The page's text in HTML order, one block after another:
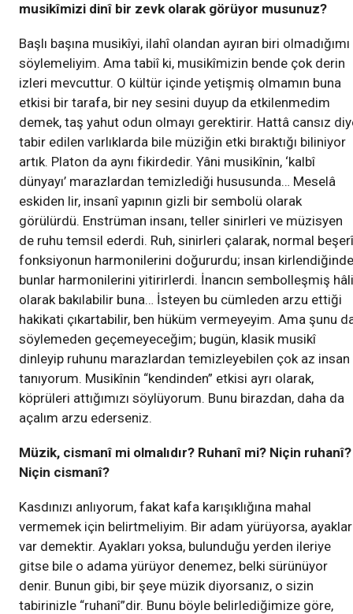
musikîmizi dinî bir zevk olarak görüyor musunuz?
Başlı başına musikîyi, ilahî olandan ayıran biri olmadığımı
söylemeliyim. Ama tabiî ki, musikîmizin bende çok derin
izleri mevcuttur. O kültür içinde yetişmiş olmamın buna
etkisi bir tarafa, bir ney sesini duyup da etkilenmedim
demek, taş yahut odun olmayı gerektirir. Hattâ cansız
tabir edilen varlıklarda bile müziğin etki bıraktığı biliniyor
artık. Platon da aynı fikirdedir. Yâni musikînin, ‘kalbî
dünyayı’ marazlardan temizlediği hususunda… Meselâ
eskiden lir, insanî yapının gizli bir sembolü olarak
görülürdü. Enstrüman insanı, teller sinirleri ve müzisyen
de ruhu temsil ederdi. Ruh, sinirleri çalarak, normal beşerî
fonksiyonun harmonilerini doğururdu; insan
bunlar harmonilerini yitirirlerdi. İnancın sembolleşmiş hâli
olarak bakılabilir buna… İsteyen bu cümleden arzu ettiği
hakikati çıkartabilir, ben hüküm vermeyeyim. Ama şunu
söylemeden geçemeyeceğim; bugün, klasik musikî
dinleyip ruhunu marazlardan temizleyebilen çok az insan
tanıyorum. Musikînin “kendinden” etkisi ayrı olarak,
köprüleri attığımızı söylüyorum. Bunu birazdan, daha da
açalım arzu ederseniz.
Müzik, cismanî mi olmalıdır? Ruhanî mi? Niçin ruhanî?
Niçin cismanî?
Kasdınızı anlıyorum, fakat kafa karışıklığına mahal
vermemek için belirtmeliyim. Bir adam yürüyorsa,
var demektir. Ayakları yoksa, bulunduğu yerden ileriye
gitse bile o adama yürüyor denemez, belki sürünüyor
denir. Bunun gibi, bir şeye müzik diyorsanız, o sizin
tabirinizle “ruhanî”dir. Bunu böyle belirlediğimize göre,